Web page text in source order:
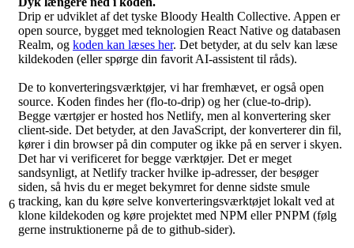
6
Drip er udviklet af det tyske Bloody Health Collective. Appen er
open source, bygget med teknologien React Native og databasen
Realm, og koden kan læses her. Det betyder, at du selv kan læse
kildekoden (eller spørge din favorit AI-assistent til råds).
De to konverteringsværktøjer, vi har fremhævet, er også open
source. Koden findes her (flo-to-drip) og her (clue-to-drip).
Begge værtøjer er hosted hos Netlify, men al konvertering sker
client-side. Det betyder, at den JavaScript, der konverterer din fil,
kører i din browser på din computer og ikke på en server i skyen.
Det har vi verificeret for begge værktøjer. Det er meget
sandsynligt, at Netlify tracker hvilke ip-adresser, der besøger
siden, så hvis du er meget bekymret for denne sidste smule
tracking, kan du køre selve konverteringsværktøjet lokalt ved at
klone kildekoden og køre projektet med NPM eller PNPM (følg
gerne instruktionerne på de to github-sider).